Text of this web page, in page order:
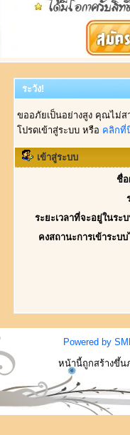
ระวัง!
ขออภัยเป็นอย่างสูง คุณไม่
โปรดเข้าสู่ระบบ หรือ คลิกที่
เข้าสู่ระบบ
ชื่อ
ระยะเวลาที่จะอยู่ในระ
คงสถานะการเข้าระบ
Powered by
หน้านี้ถูกสร้างขึ้น